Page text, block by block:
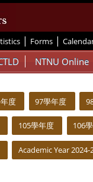
| Forms |
NTNU Online
度 97學年度
105學年度 106
Academic Year 2024-